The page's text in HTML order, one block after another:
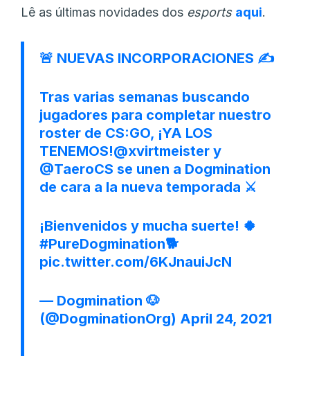
Lê as últimas novidades dos esports aqui.
🚨 NUEVAS INCORPORACIONES ✍️
Tras varias semanas buscando
jugadores para completar nuestro
roster de CS:GO, ¡YA LOS
TENEMOS!@xvirtmeister y
@TaeroCS se unen a Dogmination
de cara a la nueva temporada ⚔️
¡Bienvenidos y mucha suerte! 🍀
#PureDogmination🐕
pic.twitter.com/6KJnauiJcN
— Dogmination 🐶
(@DogminationOrg) April 24, 2021